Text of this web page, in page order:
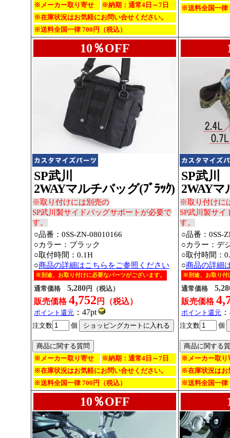
※メーカー取り寄せ
※納期：通常4日～7日
※在庫状況はお気軽にお問い合せください。
※送料全国一律 700円（税込）
※送料全国一律
10％OFF
SP武川
2WAYマルチバッグ(ﾌﾞﾗｯｸ)
※取り付けには別売の
SP武川製サイドバッグサポートが必要で
す。
○品番：0SS-ZN-08010166
○カラー：ブラック
○取付時間：0.1H
○商品の詳細はこちらをご参照ください
※別途、お取り付けに必要なパーツがございます。
通常価格 5,280円（税込）
販売価格4,752 円（税込）
ポイント還元 ：47pt
注文数 個
※メーカー取り寄せ
※納期：通常4日～7日
※在庫状況はお気軽にお問い合せください。
※送料全国一律 700円（税込）
SP武川
2WAY
※取り付けに
SP武川製サ
す。
○品番：0SS-
○カラー：デ
○取付時間：
○商品の詳細
※別途、お取り付
通常価格
販売価格
ポイント還元
注文数 個
※メーカー取り
※在庫状況はお
※送料全国一律
10％OFF